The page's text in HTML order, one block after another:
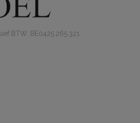
BTW. BE0425.265.321